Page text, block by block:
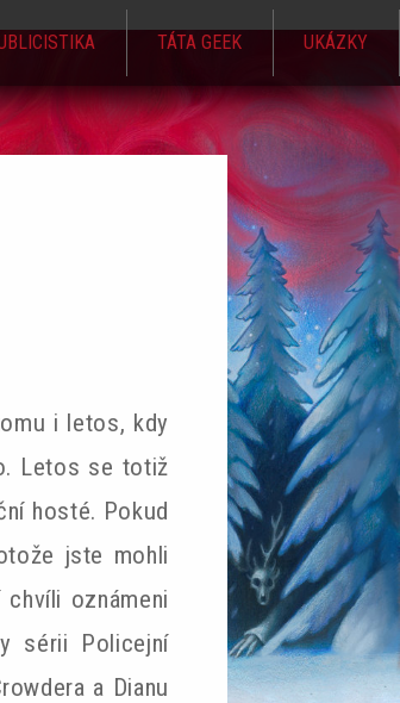
TÁTA GEEK UKÁZKY
i letos, kdy
Letos se totiž
hosté. Pokud
jste mohli
oznámeni
sérii Policejní
a Dianu